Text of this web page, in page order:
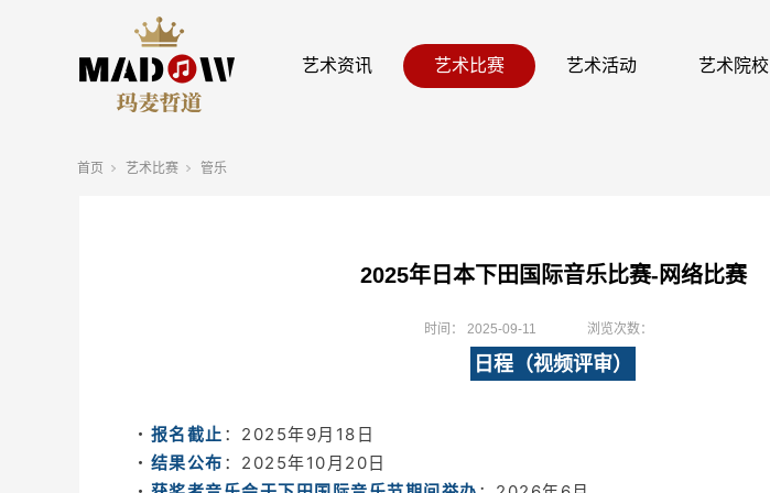
艺术资讯 艺术比赛 艺术活动 艺术院校
首页 艺术比赛 管乐
2025年日本下田国际音乐比赛-网络比赛
时间： 2025-09-11 浏览次数：
日程（视频评审）
・ 报名截止 ：2025年9月18日
・ 结果公布 ：2025年10月20日